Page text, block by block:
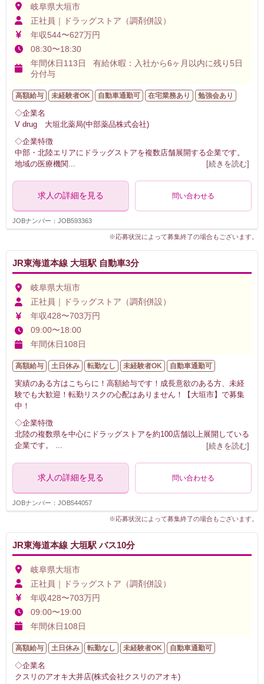
岐阜県大垣市
正社員｜ドラッグストア（調剤併設）
年収544〜627万円
08:30〜18:30
年間休日113日 有給休暇：入社から6ヶ月以内に残り5日
分付与
高額給与 未経験者OK 自動車通勤可 在宅業務あり 勉強会あり
◇企業名
V drug 大垣北薬局(中部薬品株式会社)
◇企業特徴
中部・北陸エリアにドラッグストアを複数店舗展開する企業です。
地域の医療機関
[続きを読む]
求人の詳細を見る 問い合わせる
JOBナンバー：JOB593363
※応募状況によって募集終了の場合もございます。
JR東海道本線 大垣駅 自動車3分
岐阜県大垣市
正社員｜ドラッグストア（調剤併設）
年収428〜703万円
09:00〜18:00
年間休日108日
高額給与 土日休み 転勤なし 未経験者OK 自動車通勤可
実績のある方はこちらに！高額給与です！成長意欲のある方、未経
験でも大歓迎！転勤リスクの心配はありません！【大垣市】で募集
中！
◇企業特徴
北陸の複数県を中心にドラッグストアを約100店舗以上展開している
企業です。 ... [続きを読む]
求人の詳細を見る 問い合わせる
JOBナンバー：JOB544057
※応募状況によって募集終了の場合もございます。
JR東海道本線 大垣駅 バス10分
岐阜県大垣市
正社員｜ドラッグストア（調剤併設）
年収428〜703万円
09:00〜19:00
年間休日108日
高額給与 土日休み 転勤なし 未経験者OK 自動車通勤可
◇企業名
クスリのアオキ大井店(株式会社クスリのアオキ)